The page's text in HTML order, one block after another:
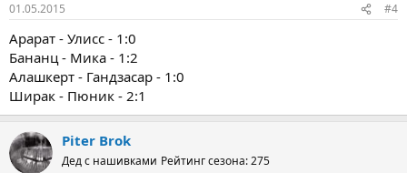
01.05.2015 #4
Арарат - Улисс - 1:0
Бананц - Мика - 1:2
Алашкерт - Гандзасар - 1:0
Ширак - Пюник - 2:1
Piter Brok
Дед с нашивками Рейтинг сезона: 275